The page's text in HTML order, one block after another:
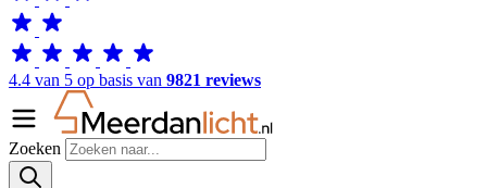
4.4 van 5 op basis van 9821 reviews
Zoeken